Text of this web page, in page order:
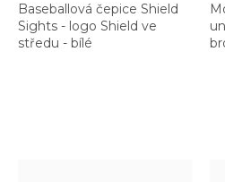
Baseballová čepice Shield
Sights - logo Shield ve
středu - bílé